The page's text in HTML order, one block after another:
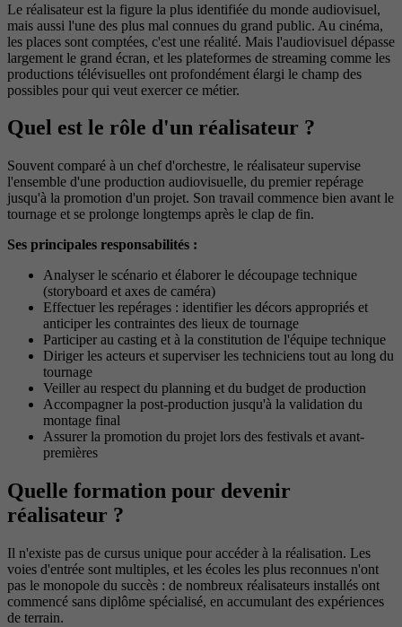
Le réalisateur est la figure la plus identifiée du monde audiovisuel,
mais aussi l'une des plus mal connues du grand public. Au cinéma,
les places sont comptées, c'est une réalité. Mais l'audiovisuel dépasse
largement le grand écran, et les plateformes de streaming comme les
productions télévisuelles ont profondément élargi le champ des
possibles pour qui veut exercer ce métier.
Quel est le rôle d'un réalisateur ?
Souvent comparé à un chef d'orchestre, le réalisateur supervise
l'ensemble d'une production audiovisuelle, du premier repérage
jusqu'à la promotion d'un projet. Son travail commence bien avant le
tournage et se prolonge longtemps après le clap de fin.
Ses principales responsabilités :
Analyser le scénario et élaborer le découpage technique
(storyboard et axes de caméra)
Effectuer les repérages : identifier les décors appropriés et
anticiper les contraintes des lieux de tournage
Participer au casting et à la constitution de l'équipe technique
Diriger les acteurs et superviser les techniciens tout au long du
tournage
Veiller au respect du planning et du budget de production
Accompagner la post-production jusqu'à la validation du
montage final
Assurer la promotion du projet lors des festivals et avant-
premières
Quelle formation pour devenir
réalisateur ?
Il n'existe pas de cursus unique pour accéder à la réalisation. Les
voies d'entrée sont multiples, et les écoles les plus reconnues n'ont
pas le monopole du succès : de nombreux réalisateurs installés ont
commencé sans diplôme spécialisé, en accumulant des expériences
de terrain.